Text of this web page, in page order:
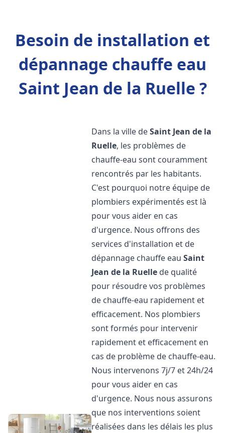
Besoin de installation et
dépannage chauffe eau
Saint Jean de la Ruelle ?
Dans la ville deSaint Jean de la
Ruelle, les problèmes de
chauffe-eau sont couramment
rencontrés par les habitants.
C'est pourquoi notre équipe de
plombiers expérimentés est là
pour vous aider en cas
d'urgence. Nous offrons des
services d'installation et de
dépannage chauffe eauSaint
Jean de la Ruelle de qualité
pour résoudre vos problèmes
de chauffe-eau rapidement et
efficacement. Nos plombiers
sont formés pour intervenir
rapidement et efficacement en
cas de problème de chauffe-eau.
Nous intervenons 7j/7 et 24h/24
pour vous aider en cas
d'urgence. Nous nous assurons
que nos interventions soient
réalisées dans les délais les plus